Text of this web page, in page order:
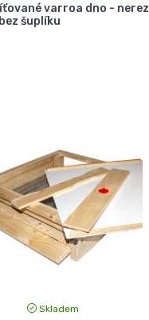
varroa dno - nerez
šuplíku
Skladem